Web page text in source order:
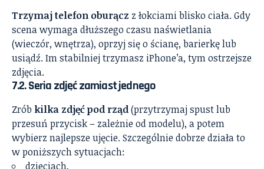
Trzymaj telefon oburącz z łokciami blisko ciała. Gdy
scena wymaga dłuższego czasu naświetlania
(wieczór, wnętrza), oprzyj się o ścianę, barierkę lub
usiądź. Im stabilniej trzymasz iPhone’a, tym ostrzejsze
zdjęcia.
7.2. Seria zdjęć zamiast jednego
Zrób kilka zdjęć pod rząd(przytrzymaj spust lub
przesuń przycisk – zależnie od modelu), a potem
wybierz najlepsze ujęcie. Szczególnie dobrze działa to
w poniższych sytuacjach:
dzieciach,